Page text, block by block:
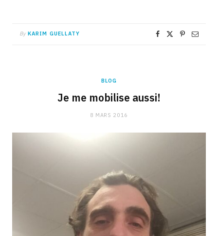
By KARIM GUELLATY
BLOG
Je me mobilise aussi!
8 MARS 2016